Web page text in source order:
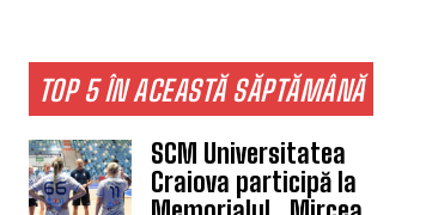
TOP 5 ÎN ACEASTĂ SĂPTĂMÂNĂ
SCM Universitatea
Craiova participă la